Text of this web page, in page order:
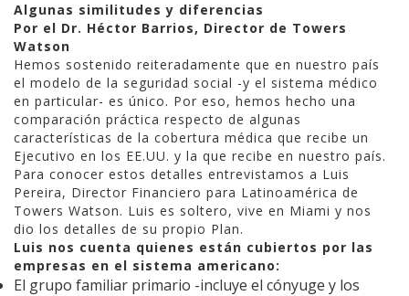
Algunas similitudes y diferencias
Por el Dr. Héctor Barrios, Director de Towers
Watson
Hemos sostenido reiteradamente que en nuestro país
el modelo de la seguridad social -y el sistema médico
en particular- es único. Por eso, hemos hecho una
comparación práctica respecto de algunas
características de la cobertura médica que recibe un
Ejecutivo en los EE.UU. y la que recibe en nuestro país.
Para conocer estos detalles entrevistamos a Luis
Pereira, Director Financiero para Latinoamérica de
Towers Watson. Luis es soltero, vive en Miami y nos
dio los detalles de su propio Plan.
Luis nos cuenta quienes están cubiertos por las
empresas en el sistema americano:
El grupo familiar primario -incluye el cónyuge y los